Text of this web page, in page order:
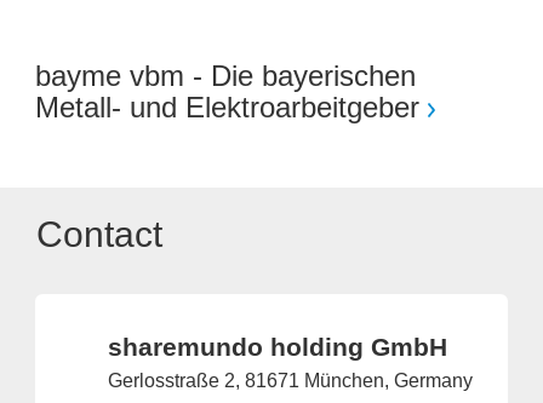
bayme vbm - Die bayerischen
Metall- und Elektroarbeitgeber
Contact
sharemundo holding GmbH
Gerlosstraße 2, 81671 München, Germany